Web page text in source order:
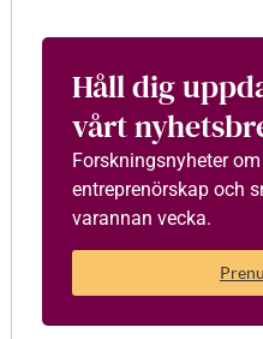
Håll dig
vårt
Forskningsnyheter
entreprenörskap och
varannan vecka.